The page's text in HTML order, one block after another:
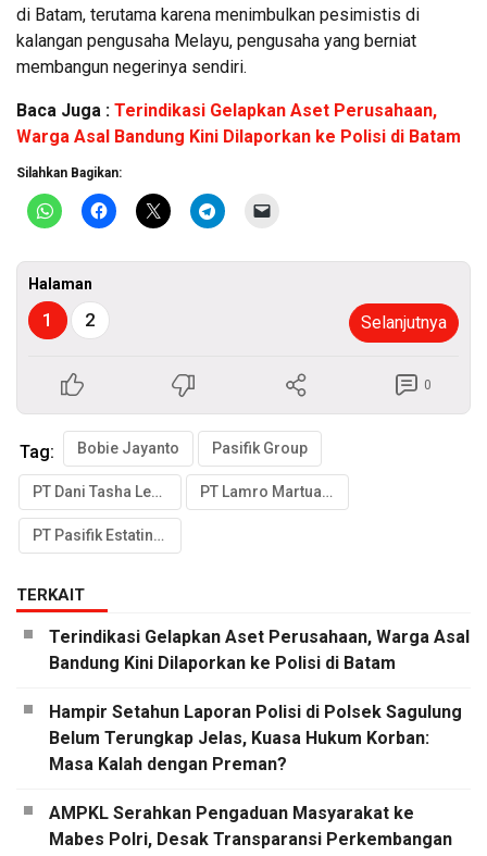
di Batam, terutama karena menimbulkan pesimistis di
kalangan pengusaha Melayu, pengusaha yang berniat
membangun negerinya sendiri.
Baca Juga : Terindikasi Gelapkan Aset Perusahaan,
Warga Asal Bandung Kini Dilaporkan ke Polisi di Batam
Silahkan Bagikan:
Halaman
1 2 Selanjutnya
0
Tag: Bobie Jayanto Pasifik Group
PT Dani Tasha Lestari PT Lamro Martua Sejati
PT Pasifik Estatindo Perkasa
TERKAIT
Terindikasi Gelapkan Aset Perusahaan, Warga Asal
Bandung Kini Dilaporkan ke Polisi di Batam
Hampir Setahun Laporan Polisi di Polsek Sagulung
Belum Terungkap Jelas, Kuasa Hukum Korban:
Masa Kalah dengan Preman?
AMPKL Serahkan Pengaduan Masyarakat ke
Mabes Polri, Desak Transparansi Perkembangan